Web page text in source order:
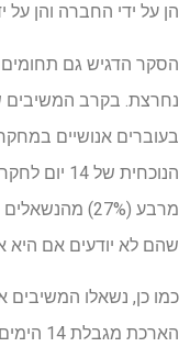
הן על ידי החברה והן על
הסקר הדגיש גם
נחרצת. בקרב המשיבים
בעוברים אנושיים
הנוכחית
שהם לא יודעים אם היא
כמו כן, נשאלו המשיבים